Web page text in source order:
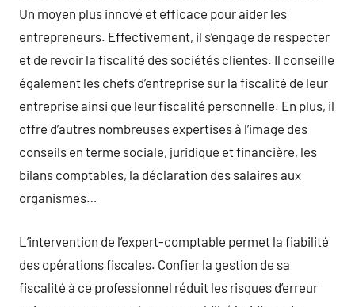
Un moyen plus innové et efficace pour aider les
entrepreneurs. Effectivement, il s’engage de respecter
et de revoir la fiscalité des sociétés clientes. Il conseille
également les chefs d’entreprise sur la fiscalité de leur
entreprise ainsi que leur fiscalité personnelle. En plus, il
offre d’autres nombreuses expertises à l’image des
conseils en terme sociale, juridique et financière, les
bilans comptables, la déclaration des salaires aux
organismes…
L’intervention de l’expert-comptable permet la fiabilité
des opérations fiscales. Confier la gestion de sa
fiscalité à ce professionnel réduit les risques d’erreur